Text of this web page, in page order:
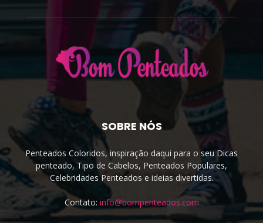
SOBRE NÓS
Penteados Coloridos, inspiração daqui para o seu Dicas
penteado, Tipo de Cabelos, Penteados Populares,
Celebridades Penteados e ideias divertidas.
Contato: info@bompenteados.com